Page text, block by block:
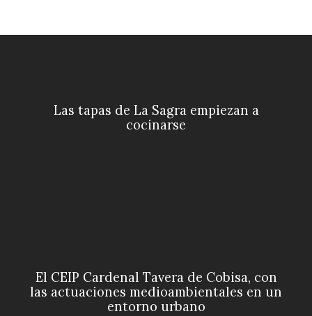
Las tapas de La Sagra empiezan a
cocinarse
El CEIP Cardenal Tavera de Cobisa, con
las actuaciones medioambientales en un
entorno urbano